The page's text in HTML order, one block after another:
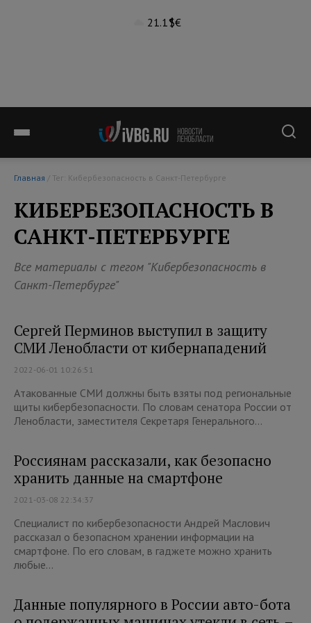
21.1°$€
Главная / Тег: Кибербезопасность в Санкт-Петербурге
КИБЕРБЕЗОПАСНОСТЬ В
САНКТ-ПЕТЕРБУРГЕ
Все материалы с тегом "Кибербезопасность в
Санкт-Петербурге"
Сергей Перминов выступил в защиту
СМИ Ленобласти от кибернападений
2022-06-01 10:26:51
Атакованные СМИ должны быть взяты под региональные
щиты кибербезопасности. По словам сенатора России от
Ленобласти, заместителя Секретаря Генерального...
Россиянам рассказали, как безопасно
хранить данные на смартфоне
2021-03-08 22:34:37
Специалист по кибербезопасности Андрей Маслович
рассказал о безопасном хранении информации на
смартфоне. По его словам, в гаджете можно хранить
любые...
Данные популярного в России авто-бота